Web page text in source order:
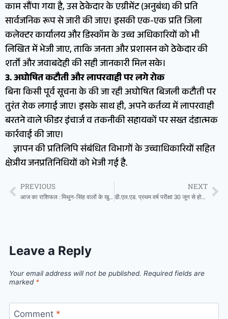
काम सौंपा गया है, उस ठेकेदार के एग्रीमेंट (अनुबंध) की प्रति
सार्वजनिक रूप से जारी की जाए। इसकी एक-एक प्रति जिला
कलेक्टर कार्यालय और डिस्कॉम के उच्च अधिकारियों को भी
लिखित में भेजी जाए, ताकि जनता और प्रशासन को ठेकेदार की
शर्तों और जवाबदेही की सही जानकारी मिल सके।
​3. अघोषित कटौती और लापरवाही पर लगे रोक
​बिना किसी पूर्व सूचना के की जा रही अघोषित बिजली कटौती पर
तुरंत रोक लगाई जाए। इसके साथ ही, अपने कर्तव्य में लापरवाही
बरतने वाले फीडर इंचार्ज व तकनीकी सहायकों पर सख्त दंडात्मक
कार्रवाई की जाए।
ज्ञापन की प्रतिलिपि संबंधित विभागों के उच्चाधिकारियों सहित
क्षेत्रीय जनप्रतिनिधियों को भेजी गई है.
PREVIOUS
आज का राशिफल : मिथुन-सिंह वालों के खुलेंगे बरकत के द्वार, मीन को पार्टनरशिप में होगा लाभ, जानते हैं आज का भविष्यफल
NEXT
डी.एल.एड. प्रथम वर्ष परीक्षा 30 जून से होगी शुरू , प्रवेश पत्र जारी
Leave a Reply
Your email address will not be published. Required fields are
marked *
Comment *